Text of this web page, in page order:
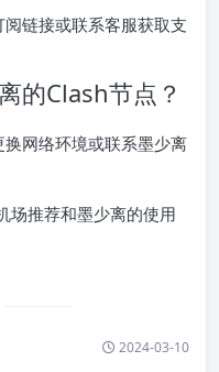
链接或联系客服获取支
的Clash节点？
网络环境或联系墨少离
场推荐和墨少离的使用
2024-03-10